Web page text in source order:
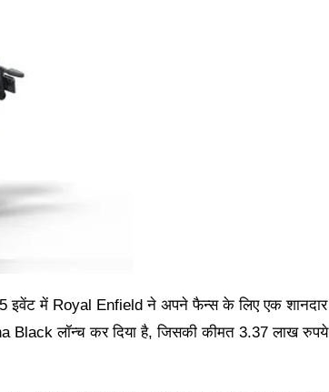
इवेंट में Royal Enfield ने अपने फैन्स के लिए एक शानदार
Black लॉन्च कर दिया है, जिसकी कीमत 3.37 लाख रुपये